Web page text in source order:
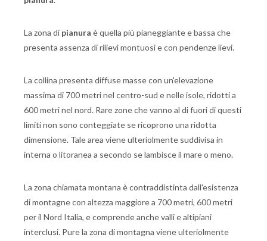
La zona di pianura è quella più pianeggiante e bassa che
presenta assenza di rilievi montuosi e con pendenze lievi.
La collina presenta diffuse masse con un'elevazione
massima di 700 metri nel centro-sud e nelle isole, ridotti a
600 metri nel nord. Rare zone che vanno al di fuori di questi
limiti non sono conteggiate se ricoprono una ridotta
dimensione. Tale area viene ulteriolmente suddivisa in
interna o litoranea a secondo se lambisce il mare o meno.
La zona chiamata montana è contraddistinta dall'esistenza
di montagne con altezza maggiore a 700 metri, 600 metri
per il Nord Italia, e comprende anche valli e altipiani
interclusi. Pure la zona di montagna viene ulteriolmente